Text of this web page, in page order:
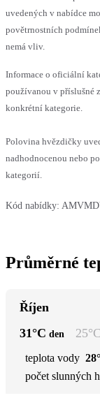
uvedených v nabídce
povětrnostních
nemá vliv.
Informace o oficiální
používanou v příslušné
konkrétní kategorie.
Polovina hvězdičky
nadhodnocenou nebo
kategorií.
Kód nabídky:
Průměrné
Říjen
31°C den 25°C
teplota vody
počet slunných